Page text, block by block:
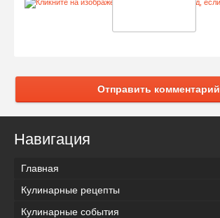
Отправить комментарий
Навигация
Главная
Кулинарные рецепты
Кулинарные события